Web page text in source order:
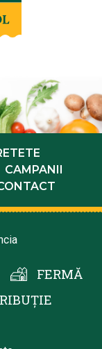
CAMPANII
FERMĂ